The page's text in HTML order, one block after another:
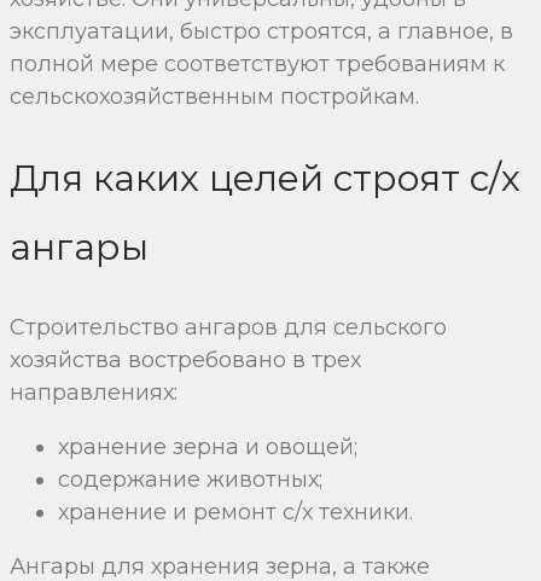
эксплуатации, быстро строятся, а главное, в
полной мере соответствуют требованиям к
сельскохозяйственным постройкам.
Для каких целей строят с/х
ангары
Строительство ангаров для сельского
хозяйства востребовано в трех
направлениях:
хранение зерна и овощей;
содержание животных;
хранение и ремонт с/х техники.
Ангары для хранения зерна, а также